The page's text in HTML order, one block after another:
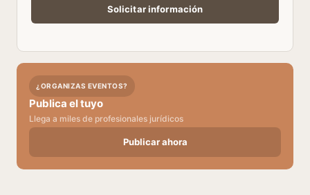
¿ORGANIZAS EVENTOS?
Publica el tuyo
Llega a miles de profesionales jurídicos
Publicar ahora